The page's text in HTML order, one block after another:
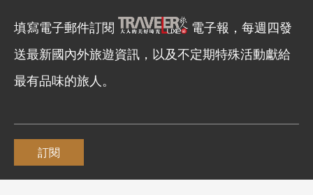
填寫電子郵件訂閱
電子報，每週四發
送最新國內外旅遊資訊，以及不定期特殊活動獻給
最有品味的旅人。
訂閱